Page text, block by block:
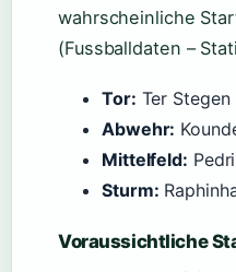
wahrscheinliche
(Fussballdaten –
Tor: Ter Stegen
Abwehr:
Mittelfeld:
Sturm:
Voraussichtliche